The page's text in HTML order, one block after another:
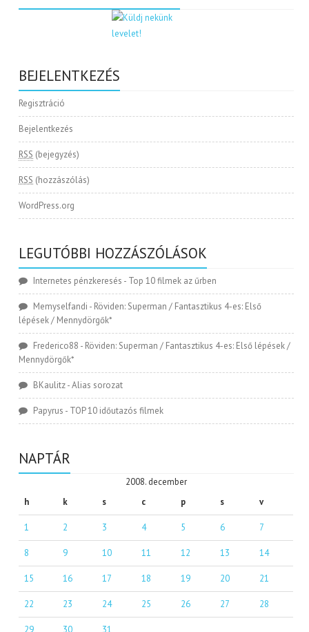
BEJELENTKEZÉS
Regisztráció
Bejelentkezés
RSS (bejegyzés)
RSS (hozzászólás)
WordPress.org
LEGUTÓBBI HOZZÁSZÓLÁSOK
Internetes pénzkeresés - Top 10 filmek az űrben
Memyselfandi - Röviden: Superman / Fantasztikus 4-es: Első
lépések / Mennydörgők*
Frederico88 - Röviden: Superman / Fantasztikus 4-es: Első lépések /
Mennydörgők*
BKaulitz-Alias sorozat
Papyrus - TOP 10 időutazós filmek
NAPTÁR
2008. december
h
k s c p s v
1 2 3 4 5 6 7
8 9 10 11 12 13 14
15 16 17 18 19 20 21
22 23 24 25 26 27 28